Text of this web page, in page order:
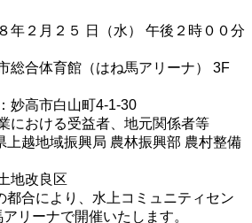
月２５ 日（水） 午後２時００分
体育館（はね馬アリーナ） 3F
山町4-1-30
おける受益者、地元関係者等
越地域振興局 農林振興部 農村整備
良区
合により、水上コミュニティセン
リーナで開催いたします。